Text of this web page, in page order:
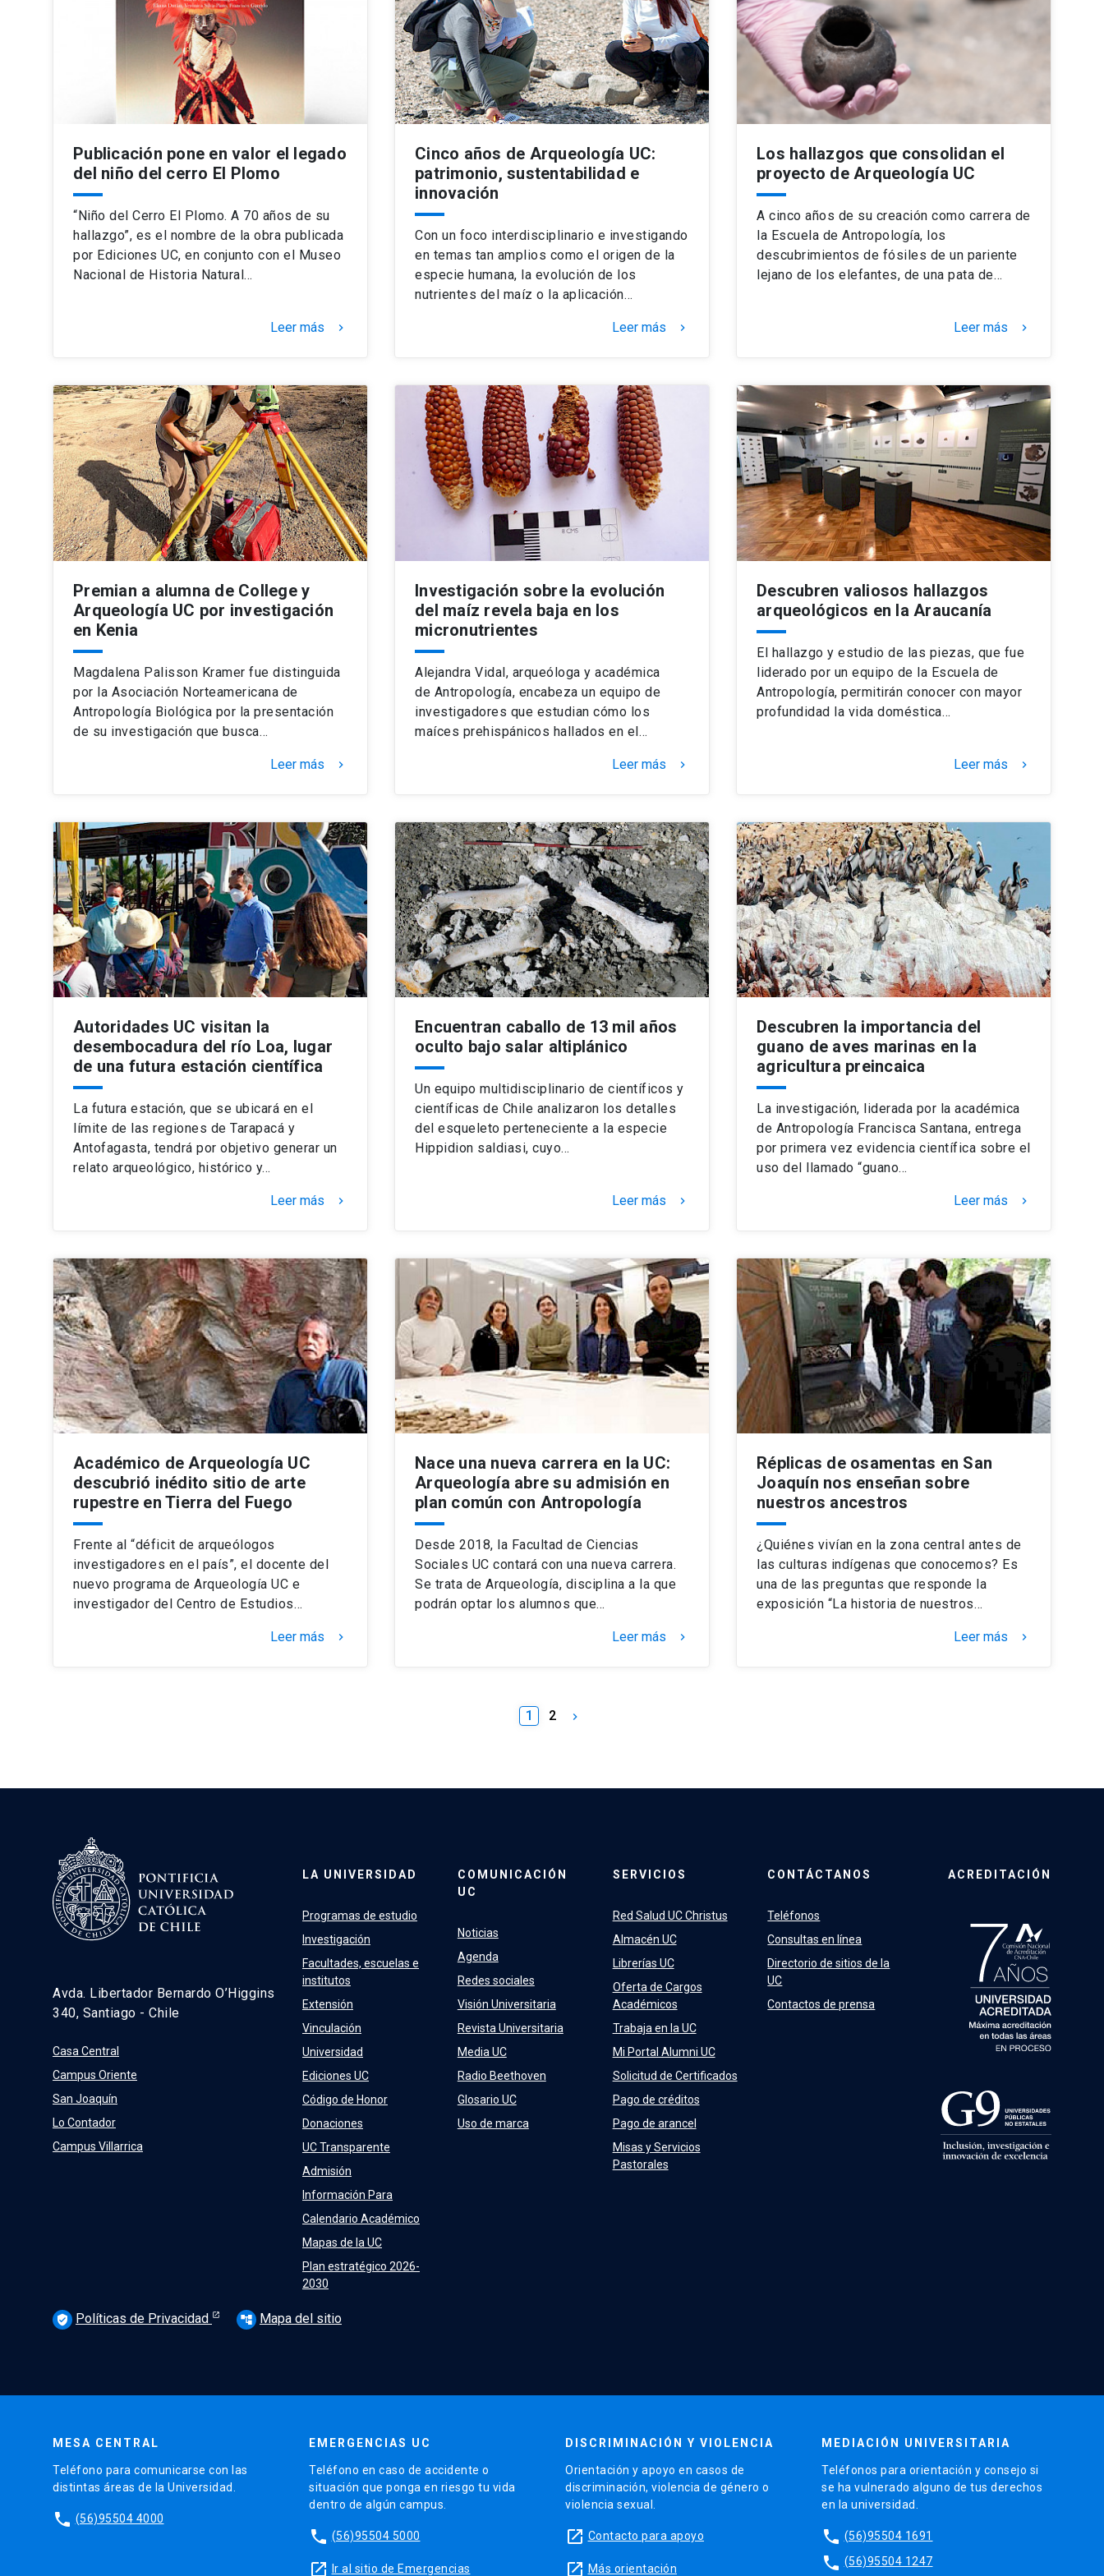
Publicación pone en valor el legado
del niño del cerro El Plomo
“Niño del Cerro El Plomo. A 70 años de su
hallazgo”, es el nombre de la obra publicada
por Ediciones UC, en conjunto con el Museo
Nacional de Historia Natural…
Leer más keyboard_arrow_right
Cinco años de Arqueología UC:
patrimonio, sustentabilidad e
innovación
Con un foco interdisciplinario e investigando
en temas tan amplios como el origen de la
especie humana, la evolución de los
nutrientes del maíz o la aplicación…
Leer más keyboard_arrow_right
Los hallazgos que consolidan el
proyecto de Arqueología UC
A cinco años de su creación como carrera de
la Escuela de Antropología, los
descubrimientos de fósiles de un pariente
lejano de los elefantes, de una pata de…
Leer más keyboard_arrow_right
Premian a alumna de College y
Arqueología UC por investigación
en Kenia
Magdalena Palisson Kramer fue distinguida
por la Asociación Norteamericana de
Antropología Biológica por la presentación
de su investigación que busca…
Leer más keyboard_arrow_right
Investigación sobre la evolución
del maíz revela baja en los
micronutrientes
Alejandra Vidal, arqueóloga y académica
de Antropología, encabeza un equipo de
investigadores que estudian cómo los
maíces prehispánicos hallados en el…
Leer más keyboard_arrow_right
Descubren valiosos hallazgos
arqueológicos en la Araucanía
El hallazgo y estudio de las piezas, que fue
liderado por un equipo de la Escuela de
Antropología, permitirán conocer con mayor
profundidad la vida doméstica…
Leer más keyboard_arrow_right
Autoridades UC visitan la
desembocadura del río Loa, lugar
de una futura estación científica
La futura estación, que se ubicará en el
límite de las regiones de Tarapacá y
Antofagasta, tendrá por objetivo generar un
relato arqueológico, histórico y…
Leer más keyboard_arrow_right
Encuentran caballo de 13 mil años
oculto bajo salar altiplánico
Un equipo multidisciplinario de científicos y
científicas de Chile analizaron los detalles
del esqueleto perteneciente a la especie
Hippidion saldiasi, cuyo…
Leer más keyboard_arrow_right
Descubren la importancia del
guano de aves marinas en la
agricultura preincaica
La investigación, liderada por la académica
de Antropología Francisca Santana, entrega
por primera vez evidencia científica sobre el
uso del llamado “guano…
Leer más keyboard_arrow_right
Académico de Arqueología UC
descubrió inédito sitio de arte
rupestre en Tierra del Fuego
Frente al “déficit de arqueólogos
investigadores en el país”, el docente del
nuevo programa de Arqueología UC e
investigador del Centro de Estudios…
Leer más keyboard_arrow_right
Nace una nueva carrera en la UC:
Arqueología abre su admisión en
plan común con Antropología
Desde 2018, la Facultad de Ciencias
Sociales UC contará con una nueva carrera.
Se trata de Arqueología, disciplina a la que
podrán optar los alumnos que…
Leer más keyboard_arrow_right
Réplicas de osamentas en San
Joaquín nos enseñan sobre
nuestros ancestros
¿Quiénes vivían en la zona central antes de
las culturas indígenas que conocemos? Es
una de las preguntas que responde la
exposición “La historia de nuestros…
Leer más keyboard_arrow_right
1 2 keyboard_arrow_right
Avda. Libertador Bernardo O’Higgins
340, Santiago - Chile
Casa Central
Campus Oriente
San Joaquín
Lo Contador
Campus Villarrica
LA UNIVERSIDAD
Programas de estudio
Investigación
Facultades, escuelas e
institutos
Extensión
Vinculación
Universidad
Ediciones UC
Código de Honor
Donaciones
UC Transparente
Admisión
Información Para
Calendario Académico
Mapas de la UC
Plan estratégico 2026-
2030
COMUNICACIÓN
UC
Noticias
Agenda
Redes sociales
Visión Universitaria
Revista Universitaria
Media UC
Radio Beethoven
Glosario UC
Uso de marca
SERVICIOS
Red Salud UC Christus
Almacén UC
Librerías UC
Oferta de Cargos
Académicos
Trabaja en la UC
Mi Portal Alumni UC
Solicitud de Certificados
Pago de créditos
Pago de arancel
Misas y Servicios
Pastorales
CONTÁCTANOS
Teléfonos
Consultas en línea
Directorio de sitios de la
UC
Contactos de prensa
ACREDITACIÓN
verified_user Políticas de Privacidad account_tree Mapa del sitio
MESA CENTRAL
Teléfono para comunicarse con las
distintas áreas de la Universidad.
phone (56)95504 4000
EMERGENCIAS UC
Teléfono en caso de accidente o
situación que ponga en riesgo tu vida
dentro de algún campus.
phone (56)95504 5000
launch Ir al sitio de Emergencias
DISCRIMINACIÓN Y VIOLENCIA
Orientación y apoyo en casos de
discriminación, violencia de género o
violencia sexual.
launch Contacto para apoyo
launch Más orientación
MEDIACIÓN UNIVERSITARIA
Teléfonos para orientación y consejo si
se ha vulnerado alguno de tus derechos
en la universidad.
phone (56)95504 1691
phone (56)95504 1247